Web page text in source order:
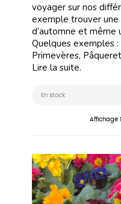
voyager sur nos
exemple trouver une
d’automne et même
Quelques exemples :
Primevères,
Lire la suite.
En stock
Affichage